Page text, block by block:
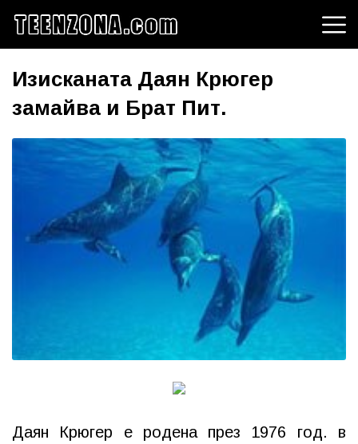
Изисканата Даян Крюгер
замайва и Брат Пит.
Даян Крюгер е родена през 1976 год. в